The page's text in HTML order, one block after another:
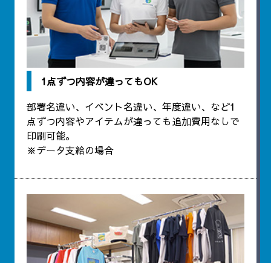
1点ずつ内容が違ってもOK
部署名違い、イベント名違い、年度違い、など1
点ずつ内容やアイテムが違っても追加費用なしで
印刷可能。
※データ支給の場合